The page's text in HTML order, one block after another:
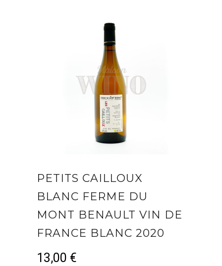
PETITS CAILLOUX
BLANC FERME DU
MONT BENAULT VIN DE
FRANCE BLANC 2020
13,00 €